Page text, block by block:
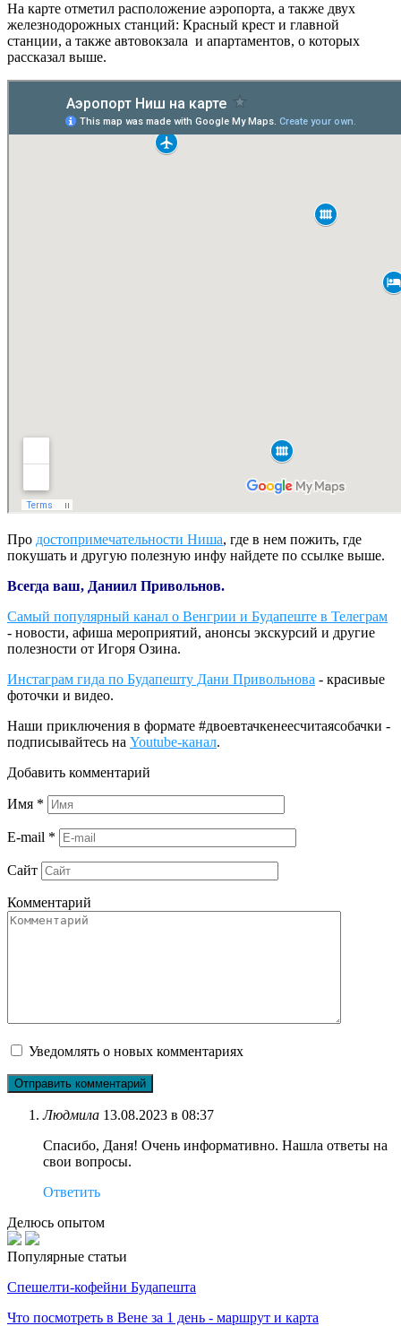
На карте отметил расположение аэропорта, а также двух
железнодорожных станций: Красный крест и главной
станции, а также автовокзала и апартаментов, о которых
рассказал выше.
Про достопримечательности Ниша, где в нем пожить, где
покушать и другую полезную инфу найдете по ссылке выше.
Всегда ваш, Даниил Привольнов.
Самый популярный канал о Венгрии и Будапеште в Телеграм
- новости, афиша мероприятий, анонсы экскурсий и другие
полезности от Игоря Озина.
Инстаграм гида по Будапешту Дани Привольнова - красивые
фоточки и видео.
Наши приключения в формате #двоевтачкенеесчитаясобачки -
подписывайтесь на Youtube-канал.
Добавить комментарий
Имя *
E-mail *
Сайт
Комментарий
Уведомлять о новых комментариях
Людмила 13.08.2023 в 08:37
Спасибо, Даня! Очень информативно. Нашла ответы на
свои вопросы.
Ответить
Делюсь опытом
Популярные статьи
Спешелти-кофейни Будапешта
Что посмотреть в Вене за 1 день - маршрут и карта